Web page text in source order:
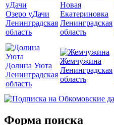
Озеро уДачи
Ленинградская
область
Новая
Екатериновка
Ленинградская
область
Долина Уюта
Ленинградская
область
Жемчужина
Ленинградская
область
Форма поиска